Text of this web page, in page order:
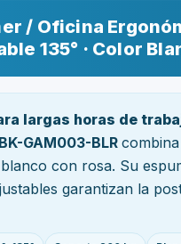
/ Oficina
135° · Color
largas horas de
GAM003-BLR
con rosa. Su
garantizan la